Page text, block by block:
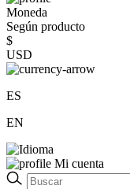
Moneda
Según producto
$
USD
ES
EN
Mi cuenta